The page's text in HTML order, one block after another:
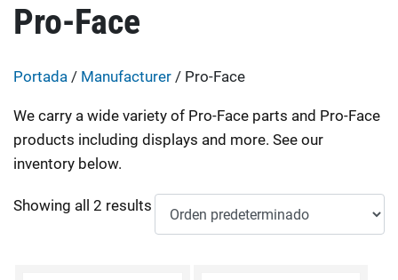
Pro-Face
Portada / Manufacturer / Pro-Face
We carry a wide variety of Pro-Face parts and Pro-Face
products including displays and more. See our
inventory below.
Showing all 2 results